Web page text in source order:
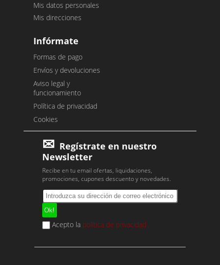
Mis datos personales
Mis direcciones
Infórmate
Formas de pago
Envíos y devoluciones
Aviso legal y
funcionamiento
Política de privacidad
Cookies
Regístrate en nuestro
Newsletter
Recibe en tu email ofertas, liquidaciones,
promociones, cupones descuento y novedades.
Acepto la política de privacidad